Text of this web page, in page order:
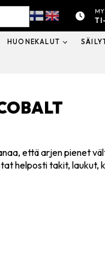
HUONEKALUT
että arjen pienet
helposti takit, laukut,